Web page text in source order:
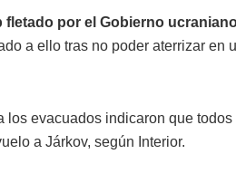
fletado por el Gobierno
a ello tras no poder aterrizar en
los evacuados indicaron que
a Járkov, según Interior.